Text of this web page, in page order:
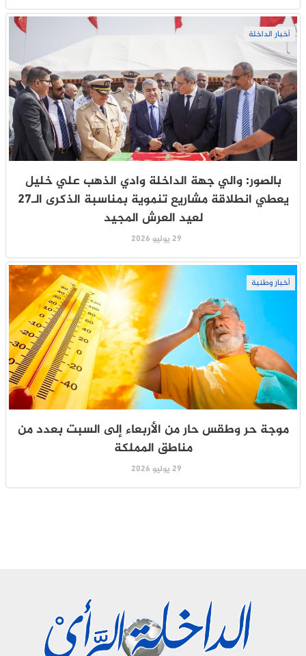
أخبار الداخلة
بالصور: والي جهة الداخلة وادي الذهب علي خليل
يعطي انطلاقة مشاريع تنموية بمناسبة الذكرى الـ27
لعيد العرش المجيد
29 يوليو 2026
أخبار وطنية
موجة حر وطقس حار من الأربعاء إلى السبت بعدد من
مناطق المملكة
29 يوليو 2026